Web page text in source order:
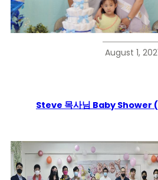
August 1,
Steve 목사님 Baby Shower